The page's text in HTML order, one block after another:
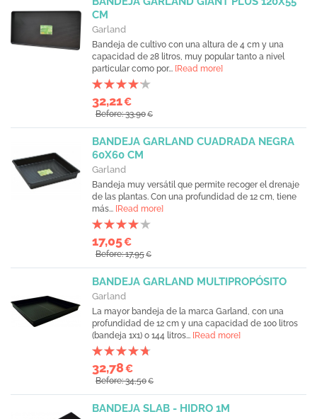
CM
Garland
Bandeja de cultivo con una altura de 4 cm y una
capacidad de 28 litros, muy popular tanto a nivel
particular como por... [Read more]
32,21€
Before: 33,90€
BANDEJA GARLAND CUADRADA NEGRA
60X60 CM
Garland
Bandeja muy versátil que permite recoger el drenaje
de las plantas. Con una profundidad de 12 cm, tiene
más... [Read more]
17,05€
Before: 17,95€
BANDEJA GARLAND MULTIPROPÓSITO
Garland
La mayor bandeja de la marca Garland, con una
profundidad de 12 cm y una capacidad de 100 litros
(bandeja 1x1) o 144 litros... [Read more]
32,78€
Before: 34,50€
BANDEJA SLAB - HIDRO 1M